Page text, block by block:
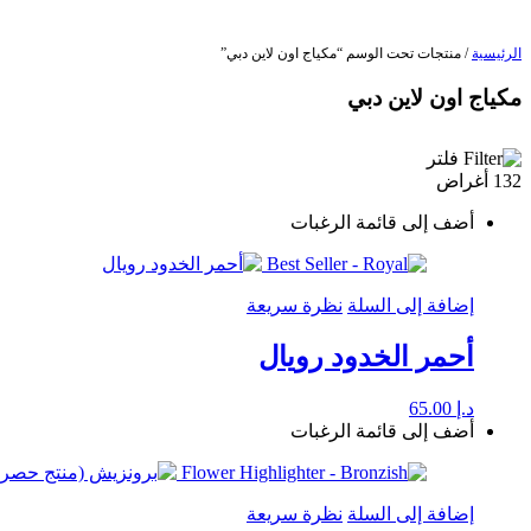
الرئيسية/ منتجات تحت الوسم “مكياج اون لاين دبي”
مكياج اون لاين دبي
فلتر
132 أغراض
أضف إلى قائمة الرغبات
إضافة إلى السلة نظرة سريعة
أحمر الخدود رويال
د.إ
أضف إلى قائمة الرغبات
إضافة إلى السلة نظرة سريعة